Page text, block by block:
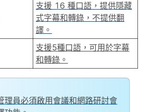
支援 16 種口語，提供隱藏
式字幕和轉錄，不提供翻
譯。
支援5種口語，可用於字幕
和轉錄。
理員必須啟用會議和網路研討會